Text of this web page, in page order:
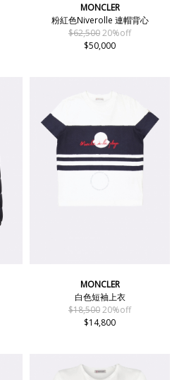
MONCLER
粉紅色Niverolle 連帽背心
$62,50020%off
$50,000
MONCLER
白色短袖上衣
$18,50020%off
$14,800